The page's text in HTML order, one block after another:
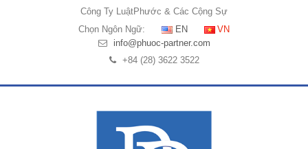
Công Ty LuậtPhước & Các Cộng Sự
Chọn Ngôn Ngữ:
EN
VN
info@phuoc-partner.com
+84 (28) 3622 3522